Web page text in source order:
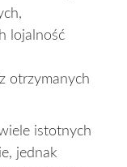
lojalność
otrzymanych
istotnych
jednak